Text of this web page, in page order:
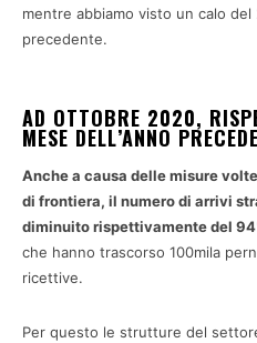
mentre abbiamo visto un calo
precedente.
AD OTTOBRE 2020,
MESE DELL’ANNO
Anche a causa delle misure
di frontiera, il numero di arrivi
diminuito rispettivamente del
che hanno trascorso 100mila
ricettive.
Per questo le strutture del